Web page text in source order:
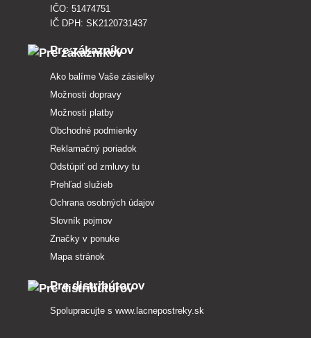
IČO: 51474751
IČ DPH: SK2120731437
Pre zákazníkov
Ako balíme Vaše zásielky
Možnosti dopravy
Možnosti platby
Obchodné podmienky
Reklamačný poriadok
Odstúpiť od zmluvy tu
Prehľad služieb
Ochrana osobných údajov
Slovník pojmov
Značky v ponuke
Mapa stránok
Pre distribútorov
Spolupracujte s www.lacnepostreky.sk